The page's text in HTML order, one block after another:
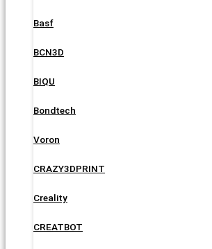
Basf
BCN3D
BIQU
Bondtech
Voron
CRAZY3DPRINT
Creality
CREATBOT